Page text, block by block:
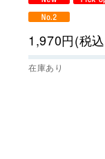
1,970円(税
在庫あり